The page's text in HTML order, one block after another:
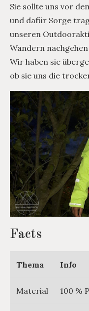
Sie sollte uns vor
und dafür Sorge
unseren
Wandern
Wir haben sie
ob sie uns die
Facts
Thema Info
Material 100 %